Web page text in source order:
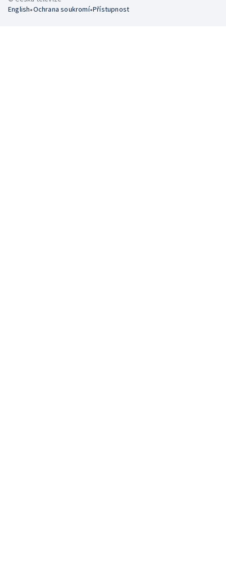
English•Ochrana soukromí•Přístupnost